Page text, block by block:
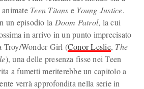
Teen Titans e Young Justice.
un episodio la Doom Patrol, la cui
in arrivo in un punto imprecisato
Troy/Wonder Girl (Conor Leslie, The
), una delle presenza fisse nei Teen
a fumetti meriterebbe un capitolo a
verrà approfondita nella serie in